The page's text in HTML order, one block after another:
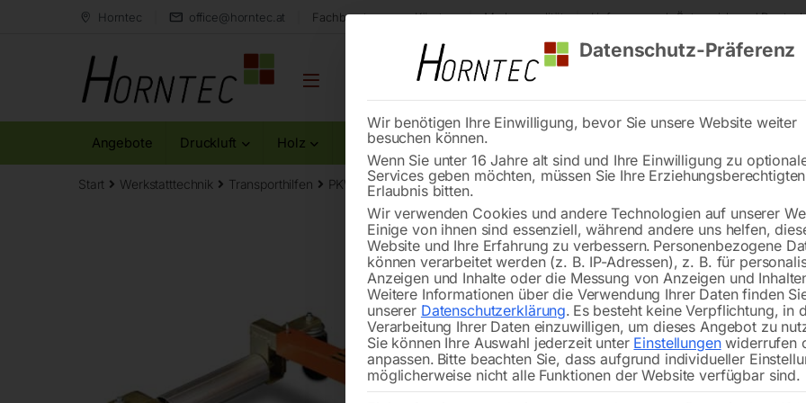
Horntec office@horntec.at Fachberatung aus Kärnten Markenqualität Lieferung nach Österreich und
Angebote Druckluft Holz Metall Reinigung
Start Werkstatttechnik Transporthilfen PKW-Verleger PV 681
🔍
Hydraulisches Fahrgestell als
Datenschutz-Präferenz
Wir benötigen Ihre Einwilligung, bevor Sie unsere Website weiter
besuchen können.
Wenn Sie unter 16 Jahre alt sind und Ihre Einwilligung zu
Services geben möchten, müssen Sie Ihre
Erlaubnis bitten.
Wir verwenden Cookies und andere Technologien auf unserer
Einige von ihnen sind essenziell, während andere uns helfen,
Website und Ihre Erfahrung zu verbessern. Personenbezogene
können verarbeitet werden (z. B. IP-Adressen), z. B. für
Anzeigen und Inhalte oder die Messung von Anzeigen und
Weitere Informationen über die Verwendung Ihrer Daten finden
unserer Datenschutzerklärung. Es besteht keine Verpflichtung, in
Verarbeitung Ihrer Daten einzuwilligen, um dieses Angebot zu
Sie können Ihre Auswahl jederzeit unter Einstellungenwiderrufen
anpassen. Bitte beachten Sie, dass aufgrund individueller
möglicherweise nicht alle Funktionen der Website verfügbar sind.